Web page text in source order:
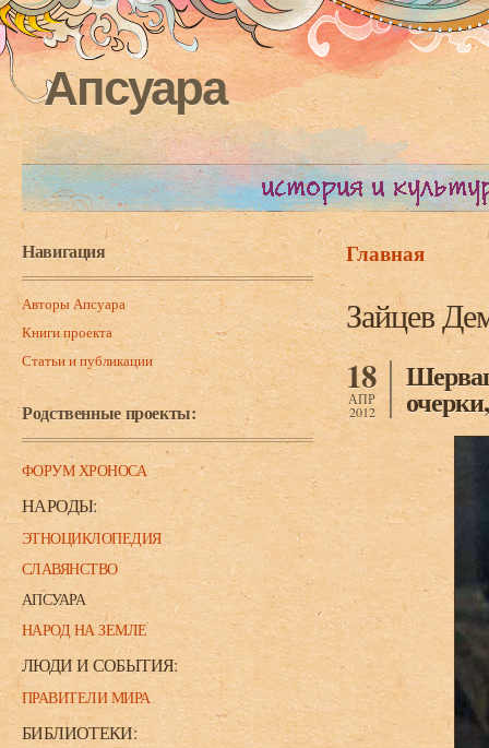
Апсуара
Навигация
Авторы Апсуара
Книги проекта
Статьи и публикации
Родственные проекты:
ФОРУМ ХРОНОСА
НАРОДЫ:
ЭТНОЦИКЛОПЕДИЯ
СЛАВЯНСТВО
АПСУАРА
НАРОД НА ЗЕМЛЕ
ЛЮДИ И СОБЫТИЯ:
ПРАВИТЕЛИ МИРА
БИБЛИОТЕКИ:
Вы здесь
Главная
Зайцев
18
АПР
2012